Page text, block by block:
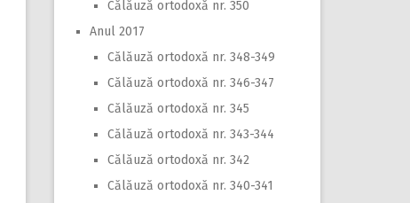
Călăuză ortodoxă nr. 350
Anul 2017
Călăuză ortodoxă nr. 348-349
Călăuză ortodoxă nr. 346-347
Călăuză ortodoxă nr. 345
Călăuză ortodoxă nr. 343-344
Călăuză ortodoxă nr. 342
Călăuză ortodoxă nr. 340-341